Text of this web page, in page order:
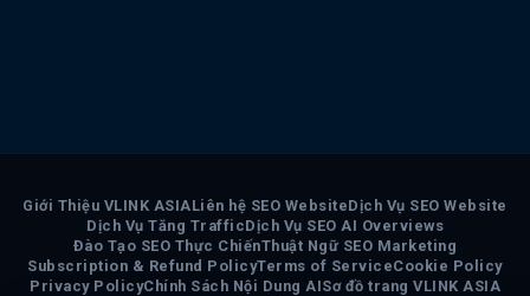
Giới Thiệu VLINK ASIALiên hệ SEO WebsiteDịch Vụ SEO Website
Dịch Vụ Tăng TrafficDịch Vụ SEO AI Overviews
Đào Tạo SEO Thực ChiếnThuật Ngữ SEO Marketing
Subscription & Refund PolicyTerms of ServiceCookie Policy
Privacy PolicyChính Sách Nội Dung AISơ đồ trang VLINK ASIA